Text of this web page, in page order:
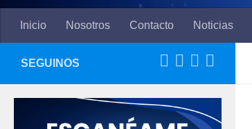
Inicio Nosotros Contacto Noticias
SEGUINOS